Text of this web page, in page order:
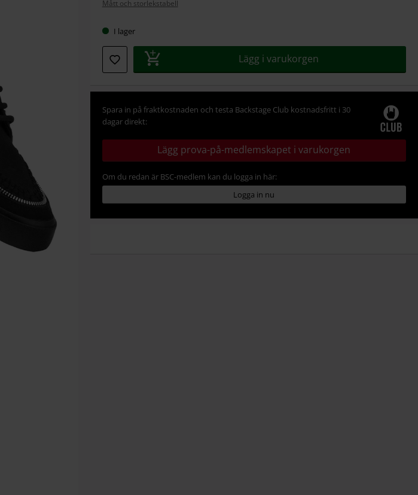
Mått och storlekstabell
I lager
Lägg i varukorgen
Spara in på fraktkostnaden och testa Backstage Club kostnadsfritt i 30
dagar direkt:
Lägg prova-på-medlemskapet i varukorgen
Om du redan är BSC-medlem kan du logga in här:
Logga in nu